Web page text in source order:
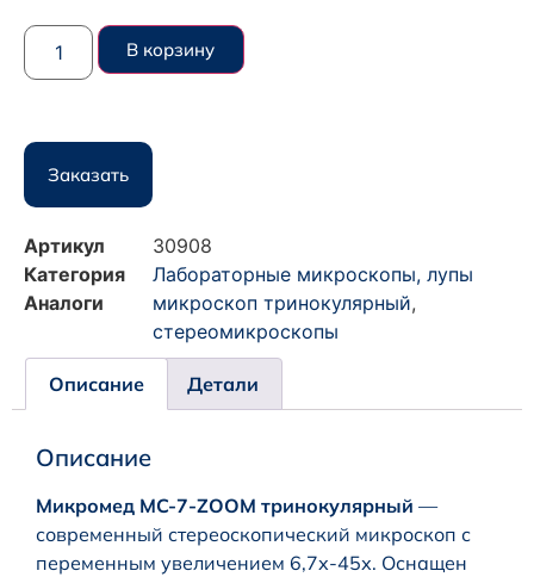
В корзину
Заказать
Артикул
30908
Категория
Лабораторные микроскопы, лупы
Аналоги
микроскоп тринокулярный,
стереомикроскопы
Описание Детали
Описание
Микромед MC-7-ZOOM тринокулярный —
современный стереоскопический микроскоп с
переменным увеличением 6,7х-45х. Оснащен